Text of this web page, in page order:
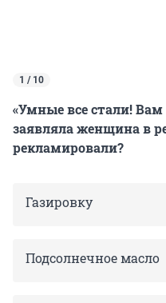
1 / 10
«Умные все стали!
заявляла женщина в
рекламировали?
Газировку
Подсолнечное масло